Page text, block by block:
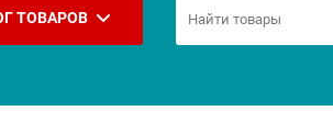
ТОВАРОВ